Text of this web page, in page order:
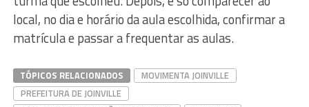
local, no dia e horário da aula escolhida, confirmar a
matrícula e passar a frequentar as aulas.
TÓPICOS RELACIONADOS
MOVIMENTA JOINVILLE
PREFEITURA DE JOINVILLE